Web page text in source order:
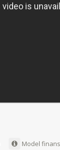
Model